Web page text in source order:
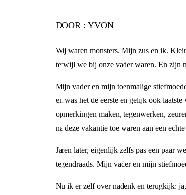
DOOR : YVON
Wij waren monsters. Mijn zus en ik.
terwijl we bij onze vader waren. En zijn
Mijn vader en mijn toenmalige
en was het de eerste en gelijk ook
opmerkingen maken, tegenwerken,
na deze vakantie toe waren aan een
Jaren later, eigenlijk zelfs pas een paar
tegendraads. Mijn vader en mijn
Nu ik er zelf over nadenk en terugkijk: